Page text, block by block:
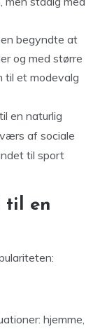
begyndte at
og med større
til et modevalg
en naturlig
af sociale
til sport
til en
hjemme,